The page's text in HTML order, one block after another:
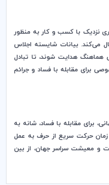
نزدیک با کسب و کار به منظور
می‌کند. بیانات شایسته اجلاس
هدایت شوند، تا تبادل
برای مقابله با فساد و جرائم
برای مقابله با فساد، شانه به
حرکت سریع از حرف به عمل
و معیشت سراسر جهان، از بین